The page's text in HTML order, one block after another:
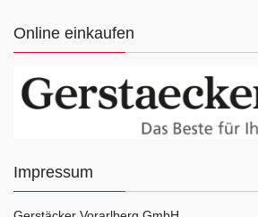
Online einkaufen
Impressum